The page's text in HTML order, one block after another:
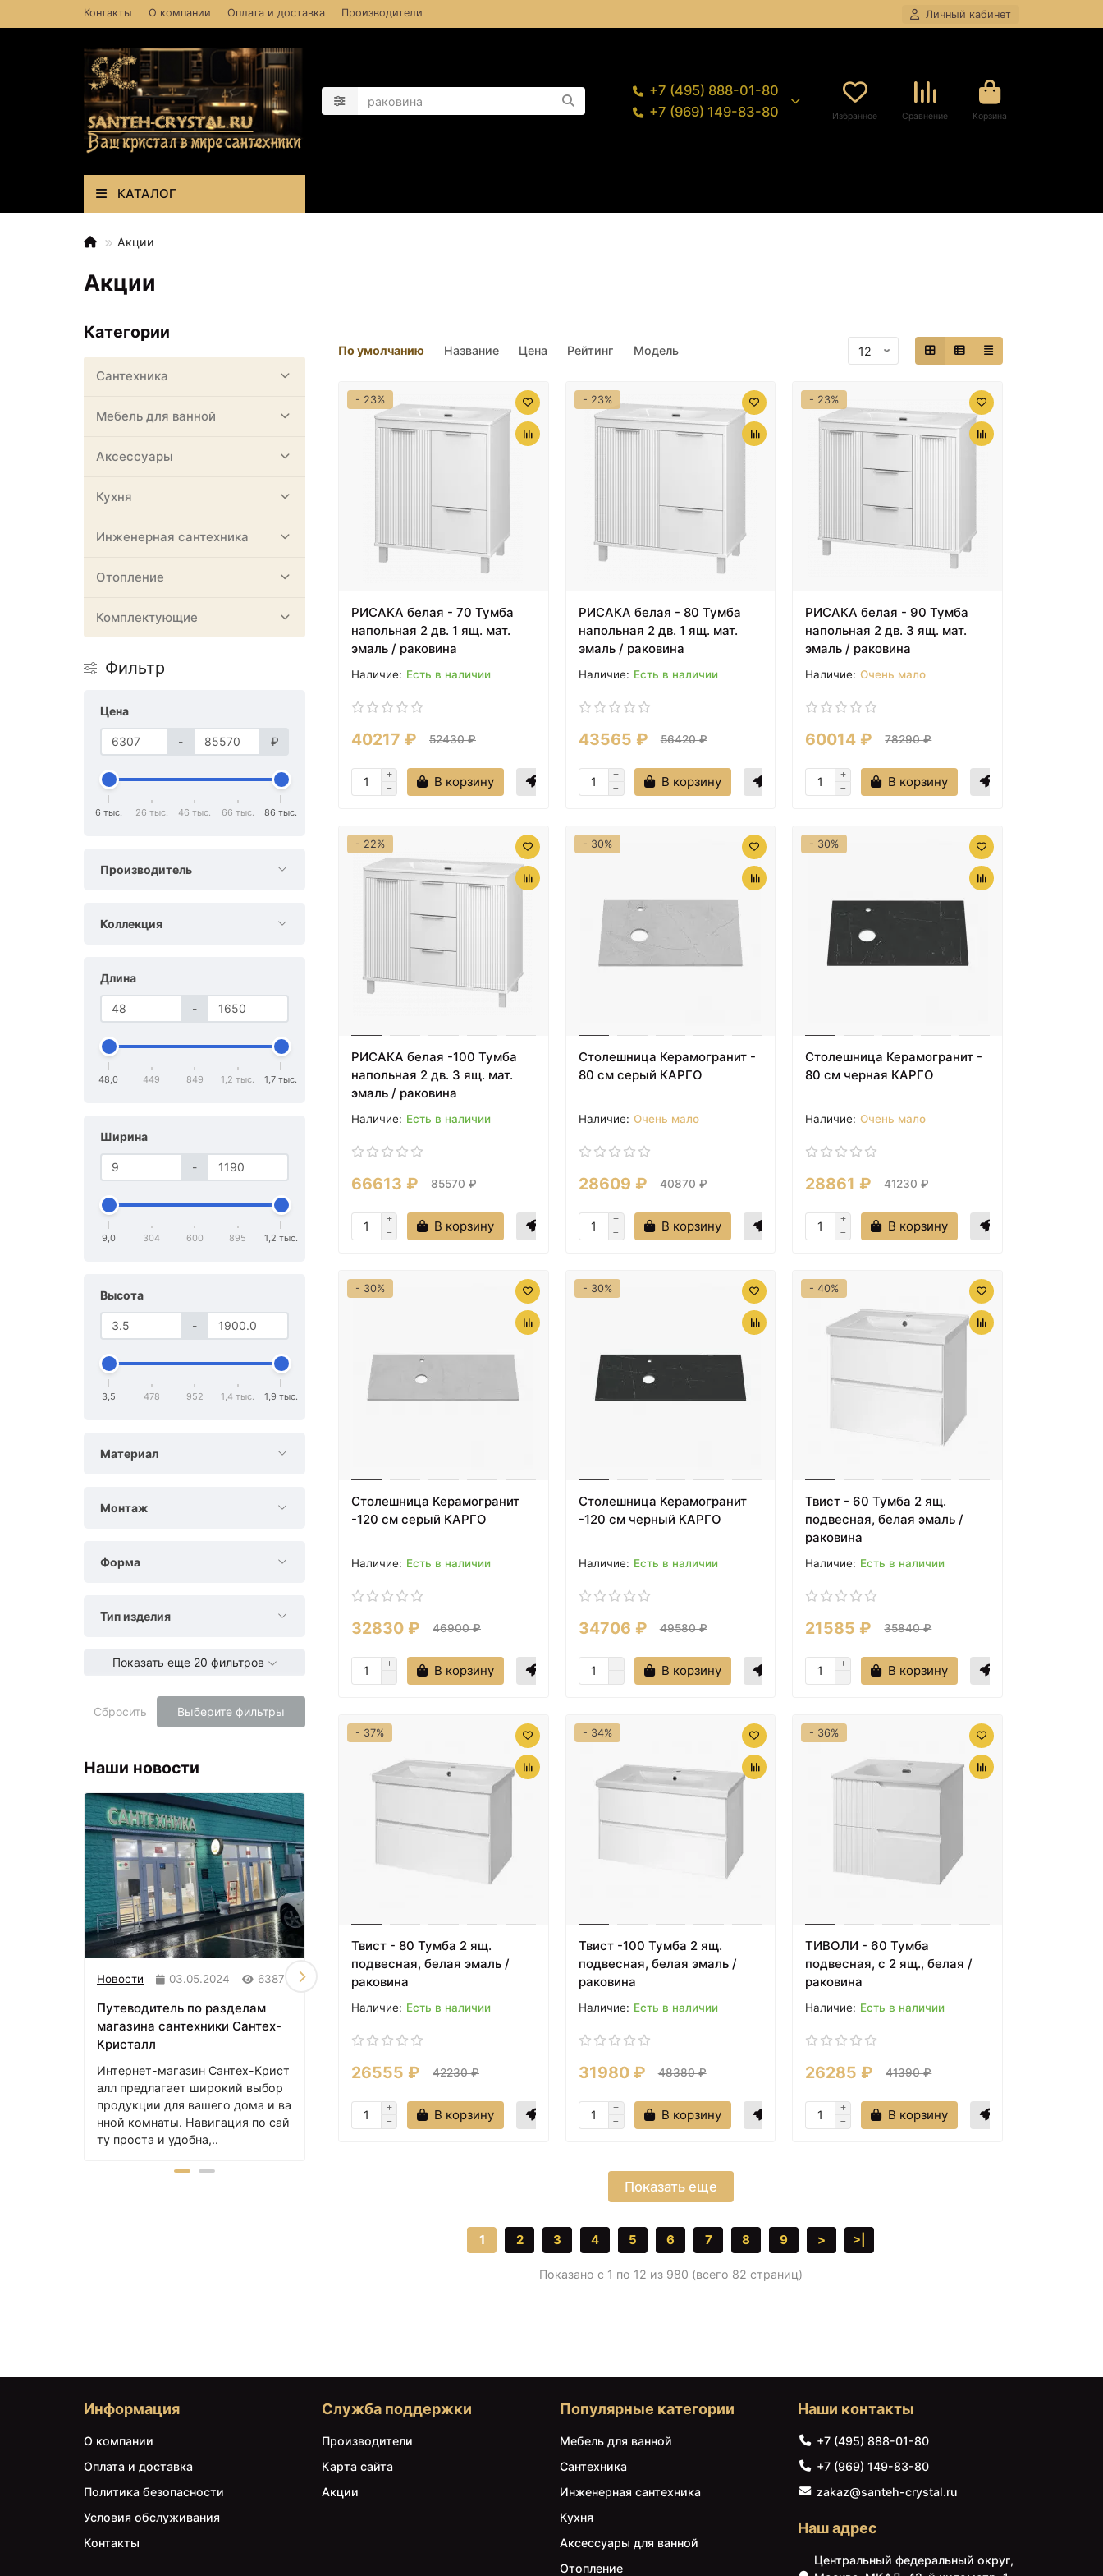
Контакты О компании Оплата и доставка Производители Личный кабинет
+7 (495) 888-01-80
+7 (969) 149-83-80
Избранное Сравнение Корзина
КАТАЛОГ
Акции
Акции
Категории
Сантехника
Мебель для ванной
Аксессуары
Кухня
Инженерная сантехника
Отопление
Комплектующие
Фильтр
Цена
- ₽
6 тыс. 26 тыс. 46 тыс. 66 тыс. 86 тыс.
Производитель
Коллекция
Длина
-
48,0 449 849 1,2 тыс. 1,7 тыс.
Ширина
-
9,0 304 600 895 1,2 тыс.
Высота
-
3,5 478 952 1,4 тыс. 1,9 тыс.
Материал
Монтаж
Форма
Тип изделия
Показать еще 20 фильтров
Сбросить Выберите фильтры
Наши новости
Новости 03.05.2024 6387
Путеводитель по разделам
магазина сантехники Сантех-
Кристалл
Интернет-магазин Сантех-Крист
алл предлагает широкий выбор
продукции для вашего дома и ва
нной комнаты. Навигация по сай
ту проста и удобна,..
Статьи 24.04.2024
Salini: Полное решение для
ский бренд сантехники. Известн
зайн продукции Salini. Благодаря
По умолчанию Название Цена Рейтинг Модель
- 23%
РИСАКА белая - 70 Тумба
напольная 2 дв. 1 ящ. мат.
эмаль / раковина
Есть в наличии
40217 ₽ 52430 ₽
В корзину
- 23%
РИСАКА белая - 80 Тумба
напольная 2 дв. 1 ящ. мат.
эмаль / раковина
Есть в наличии
43565 ₽ 56420 ₽
В корзину
- 23%
РИСАКА белая - 90 Тумба
напольная 2 дв. 3 ящ. мат.
эмаль / раковина
Очень мало
60014 ₽ 78290 ₽
В корзину
- 22%
РИСАКА белая -100 Тумба
напольная 2 дв. 3 ящ. мат.
эмаль / раковина
Есть в наличии
66613 ₽ 85570 ₽
В корзину
- 30%
Столешница Керамогранит -
80 см серый КАРГО
Очень мало
28609 ₽ 40870 ₽
В корзину
- 30%
Столешница Керамогранит -
80 см черная КАРГО
Очень мало
28861 ₽ 41230 ₽
В корзину
- 30%
Столешница Керамогранит
-120 см серый КАРГО
Есть в наличии
32830 ₽ 46900 ₽
В корзину
- 30%
Столешница Керамогранит
-120 см черный КАРГО
Есть в наличии
34706 ₽ 49580 ₽
В корзину
- 40%
Твист - 60 Тумба 2 ящ.
подвесная, белая эмаль /
раковина
Есть в наличии
21585 ₽ 35840 ₽
В корзину
- 37%
Твист - 80 Тумба 2 ящ.
подвесная, белая эмаль /
раковина
Есть в наличии
26555 ₽ 42230 ₽
В корзину
- 34%
Твист -100 Тумба 2 ящ.
подвесная, белая эмаль /
раковина
Есть в наличии
31980 ₽ 48380 ₽
В корзину
- 36%
ТИВОЛИ - 60 Тумба
подвесная, с 2 ящ., белая /
раковина
Есть в наличии
26285 ₽ 41390 ₽
В корзину
Показать еще
1 2 3 4 5 6 7 8 9 > >|
Показано с 1 по 12 из 980 (всего 82 страниц)
Информация
О компании
Оплата и доставка
Политика безопасности
Условия обслуживания
Контакты
Служба поддержки
Производители
Карта сайта
Акции
Популярные категории
Мебель для ванной
Сантехника
Инженерная сантехника
Кухня
Аксессуары для ванной
Отопление
Наши контакты
+7 (495) 888-01-80
+7 (969) 149-83-80
zakaz@santeh-crystal.ru
Наш адрес
Центральный федеральный округ,